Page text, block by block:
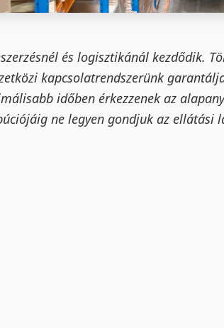
és logisztikánál kezdődik.
kapcsolatrendszerünk
időben érkezzenek az
ne legyen gondjuk az ellátási